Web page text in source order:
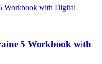
5 Workbook with